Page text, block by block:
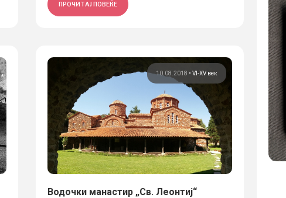
ПРОЧИТАЈ ПОВЕЌЕ
10.08.2018 • VI-XV век
Водочки манастир „Св. Леонтиј“